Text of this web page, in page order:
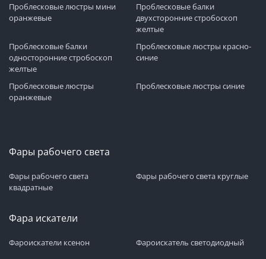
Проблесковые люстры мини
оранжевые
Проблесковые балки
двухсторонние стробоскоп
желтые
Проблесковые балки
односторонние стробоскоп
желтые
Проблесковые люстры красно-
синие
Проблесковые люстры
оранжевые
Проблесковые люстры синие
Фары рабочего света
Фары рабочего света
квадратные
Фары рабочего света круглые
Фара искатели
Фароискатели ксенон Фароискатель светодиодный